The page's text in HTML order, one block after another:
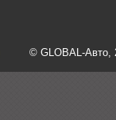
© GLOBAL-Авто,